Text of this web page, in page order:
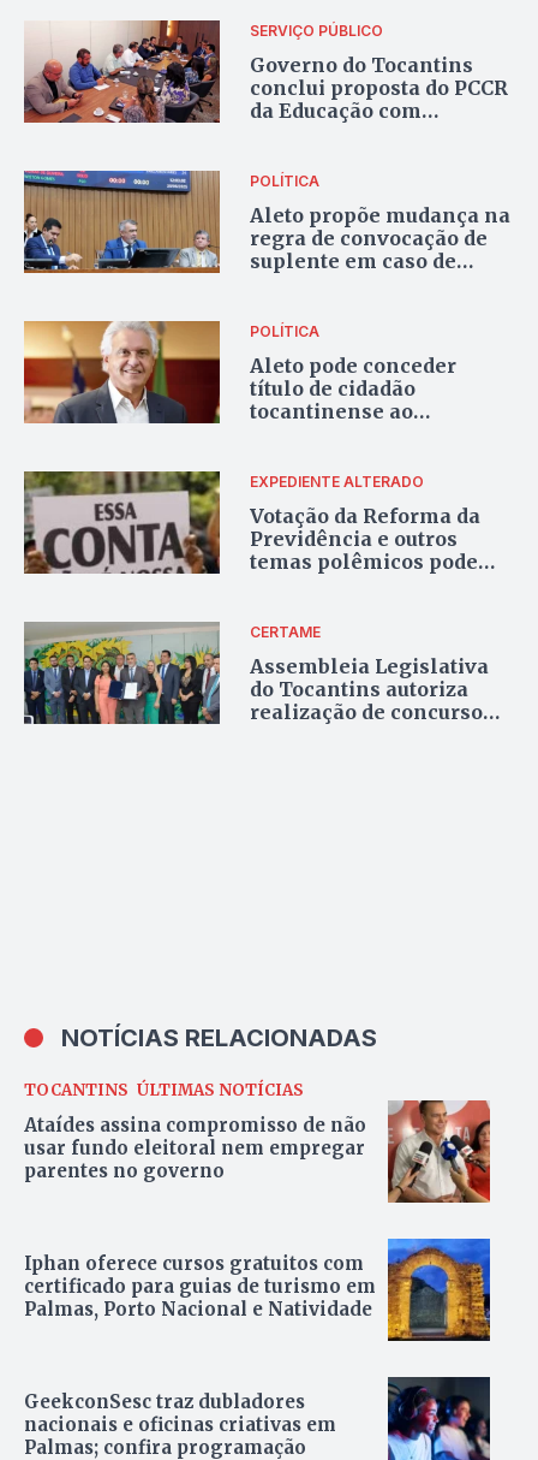
SERVIÇO PÚBLICO
Governo do Tocantins
conclui proposta do PCCR
da Educação com
POLÍTICA
Aleto propõe mudança na
regra de convocação de
suplente em caso de
POLÍTICA
Aleto pode conceder
título de cidadão
tocantinense ao
EXPEDIENTE ALTERADO
Votação da Reforma da
Previdência e outros
temas polêmicos pode
CERTAME
Assembleia Legislativa
do Tocantins autoriza
realização de concurso
NOTÍCIAS RELACIONADAS
TOCANTINS ÚLTIMAS NOTÍCIAS
Ataídes assina compromisso de não
usar fundo eleitoral nem empregar
parentes no governo
Iphan oferece cursos gratuitos com
certificado para guias de turismo em
Palmas, Porto Nacional e Natividade
GeekconSesc traz dubladores
nacionais e oficinas criativas em
Palmas; confira programação